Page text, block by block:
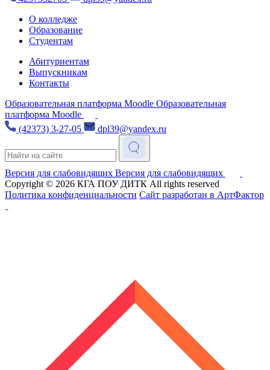
О колледже
Образование
Студентам
Абитуриентам
Выпускникам
Контакты
Образовательная платформа Moodle Образовательная
платформа Moodle
(42373) 3-27-05
dpl39@yandex.ru
Версия для слабовидящих Версия для слабовидящих
Copyright © 2026 КГА ПОУ ДИТК All rights reserved
Политика конфиденциальности Сайт разработан в АртФактор